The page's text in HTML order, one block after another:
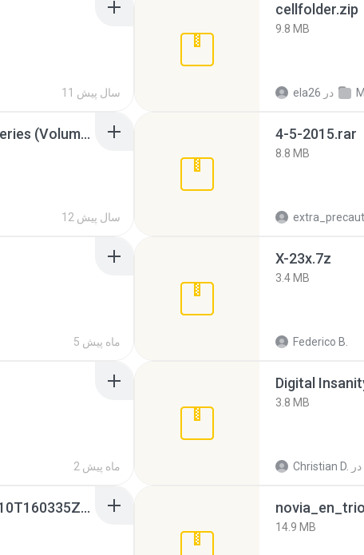
11 سال پیش
cellfolder.zip
9.8 MB
ela26 در
Junior Miss Pageant 1999 Series (Volume I Part I NC 6).7z
12 سال پیش
4-5-2015.rar
8.8 MB
5 ماه پیش
X-23x.7z
3.4 MB
Federico B.
2 ماه پیش
Digital
3.8 MB
Christian D. در
whatsapp backups -20260410T160335Z-3-001.zip
14.9 MB